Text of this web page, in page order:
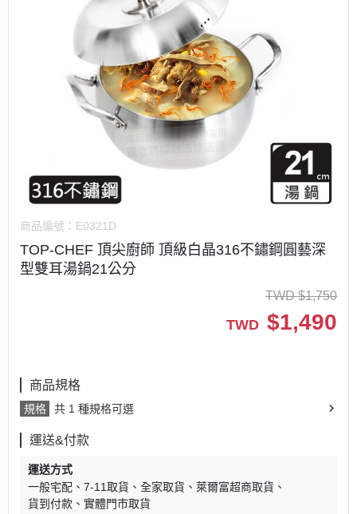
商品編號： E0321D
TOP-CHEF 頂尖廚師 頂級白晶316不鏽鋼圓藝深
型雙耳湯鍋21公分
TWD $1,750
TWD $1,490
商品規格
規格 共 1 種規格可選
運送&付款
運送方式
一般宅配
7-11取貨 全家取貨
萊爾富超商取貨
貨到付款
實體門市取貨